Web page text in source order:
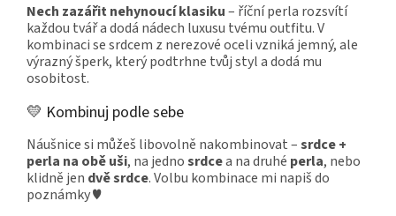
Nech zazářit nehynoucí klasiku– říční perla rozsvítí
každou tvář a dodá nádech luxusu tvému outfitu. V
kombinaci se srdcem z nerezové oceli vzniká jemný, ale
výrazný šperk, který podtrhne tvůj styl a dodá mu
osobitost.
💛 Kombinuj podle sebe
Náušnice si můžeš libovolně nakombinovat –srdce +
perla na obě uši, na jednosrdcea na druhé perla, nebo
klidně jen dvě srdce. Volbu kombinace mi napiš do
poznámky ♥